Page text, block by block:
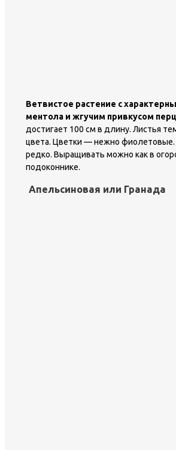
Ветвистое растение с
ментола и жгучим привкусом
достигает 100 см в длину. Листья
цвета. Цветки — нежно
редко. Выращивать можно как в
подоконнике.
Апельсиновая или Гранада